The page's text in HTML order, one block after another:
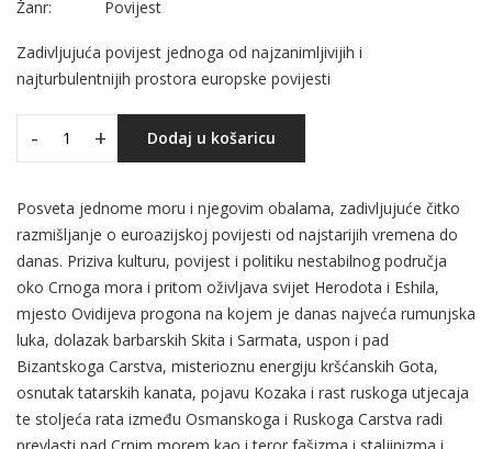
Žanr:
Povijest
Zadivljujuća povijest jednoga od najzanimljivijih i
najturbulentnijih prostora europske povijesti
- + Dodaj u košaricu
Posveta jednome moru i njegovim obalama, zadivljujuće čitko
razmišljanje o euroazijskoj povijesti od najstarijih vremena do
danas. Priziva kulturu, povijest i politiku nestabilnog područja
oko Crnoga mora i pritom oživljava svijet Herodota i Eshila,
mjesto Ovidijeva progona na kojem je danas najveća rumunjska
luka, dolazak barbarskih Skita i Sarmata, uspon i pad
Bizantskoga Carstva, misterioznu energiju kršćanskih Gota,
osnutak tatarskih kanata, pojavu Kozaka i rast ruskoga utjecaja
te stoljeća rata između Osmanskoga i Ruskoga Carstva radi
prevlasti nad Crnim morem kao i teror fašizma i staljinizma i